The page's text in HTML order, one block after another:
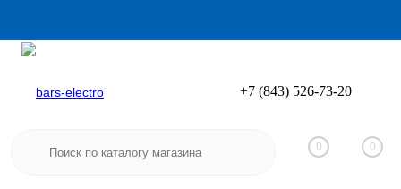
Вход
+7 (843) 526-73-20
0 0